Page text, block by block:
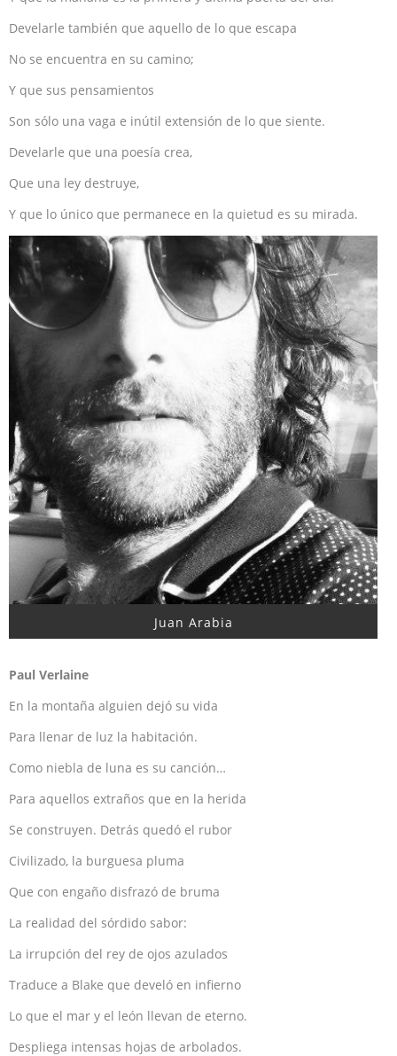
Develarle también que aquello de lo que escapa
No se encuentra en su camino;
Y que sus pensamientos
Son sólo una vaga e inútil extensión de lo que siente.
Develarle que una poesía crea,
Que una ley destruye,
Y que lo único que permanece en la quietud es su mirada.
Juan Arabia
Paul Verlaine
En la montaña alguien dejó su vida
Para llenar de luz la habitación.
Como niebla de luna es su canción…
Para aquellos extraños que en la herida
Se construyen. Detrás quedó el rubor
Civilizado, la burguesa pluma
Que con engaño disfrazó de bruma
La realidad del sórdido sabor:
La irrupción del rey de ojos azulados
Traduce a Blake que develó en infierno
Lo que el mar y el león llevan de eterno.
Despliega intensas hojas de arbolados.